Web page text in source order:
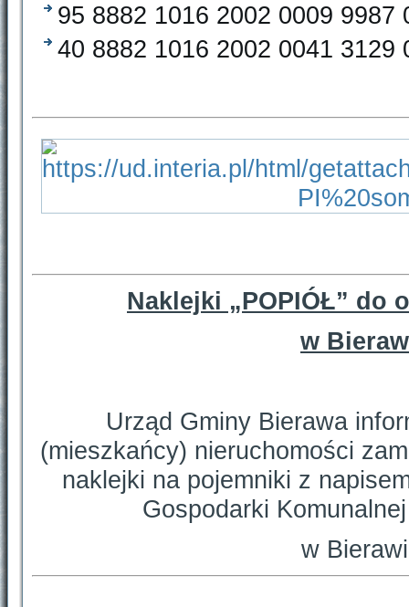
95 8882 1016 2002 0009 9987
40 8882 1016 2002 0041 3129
Naklejki „POPIÓŁ” do
w
Urząd Gminy Bierawa
(mieszkańcy) nieruchomości
naklejki na pojemniki z
Gospodarki
w